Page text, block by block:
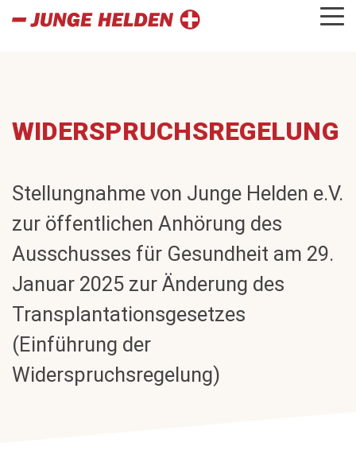
WIDERSPRUCHSREGELUNG
Stellungnahme von Junge Helden e.V.
zur öffentlichen Anhörung des
Ausschusses für Gesundheit am 29.
Januar 2025 zur Änderung des
Transplantationsgesetzes
(Einführung der
Widerspruchsregelung)